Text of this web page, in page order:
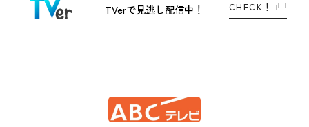
TVerで見逃し配信中！ CHECK！